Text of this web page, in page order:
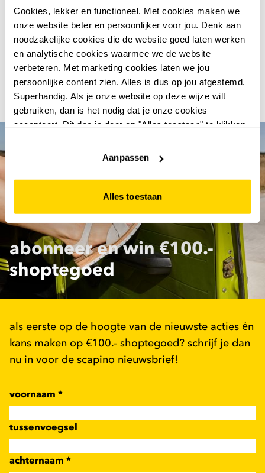
Cookies, lekker en functioneel. Met cookies maken we
onze website beter en persoonlijker voor jou. Denk aan
noodzakelijke cookies die de website goed laten werken
en analytische cookies waarmee we de website
verbeteren. Met marketing cookies laten we jou
persoonlijke content zien. Alles is dus op jou afgestemd.
Superhandig. Als je onze website op deze wijze wilt
gebruiken, dan is het nodig dat je onze cookies
accepteert. Dit doe je door op "Alles toestaan" te klikken.
website niet optimaal functioneert.
Aanpassen
Alles toestaan
niet helemaal wat je zocht? Dan breng je ze gewoon
gratis terug naar onze winkel! Met meer dan 170 filialen
zit er altijd wel een Scapino-winkel bij jou in de buurt.
beige cowboylaarzen dames online kopen
Ga voor een stoere look met onze beige western laarzen
en waan jezelf in het Wilde Westen. Bestel nu online en
ontvang jouw cowboylaarzen snel en gemakkelijk thuis.
Yee-haw!
abonneer en win €100.-
shoptegoed
als eerste op de hoogte van de nieuwste acties én
kans maken op €100.- shoptegoed? schrijf je dan
nu in voor de scapino nieuwsbrief!
voornaam *
tussenvoegsel
achternaam *